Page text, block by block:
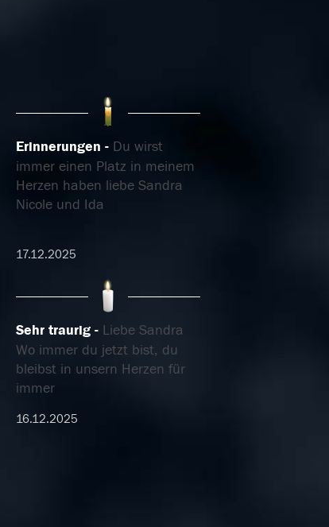
Erinnerungen
Du wirst
immer einen Platz in meinem
Herzen haben liebe Sandra
Nicole und Ida
17.12.2025
Sehr traurig
Liebe Sandra
Wo immer du jetzt bist, du
bleibst in unsern Herzen für
immer
16.12.2025